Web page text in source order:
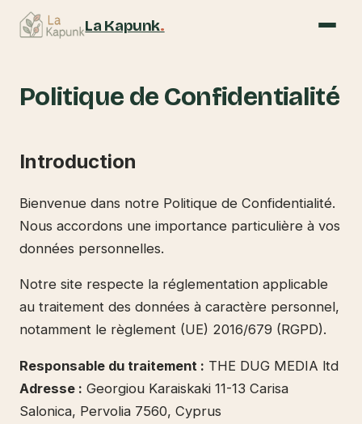
La Kapunk.
Politique de Confidentialité
Introduction
Bienvenue dans notre Politique de Confidentialité.
Nous accordons une importance particulière à vos
données personnelles.
Notre site respecte la réglementation applicable
au traitement des données à caractère personnel,
notamment le règlement (UE) 2016/679 (RGPD).
Responsable du traitement : THE DUG MEDIA ltd
Adresse : Georgiou Karaiskaki 11-13 Carisa
Salonica, Pervolia 7560, Cyprus